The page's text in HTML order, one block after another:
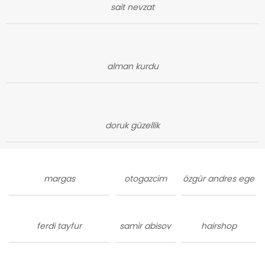
sait nevzat
alman kurdu
doruk güzellik
margas otogazcim özgür andres ege
ferdi tayfur samir abisov hairshop